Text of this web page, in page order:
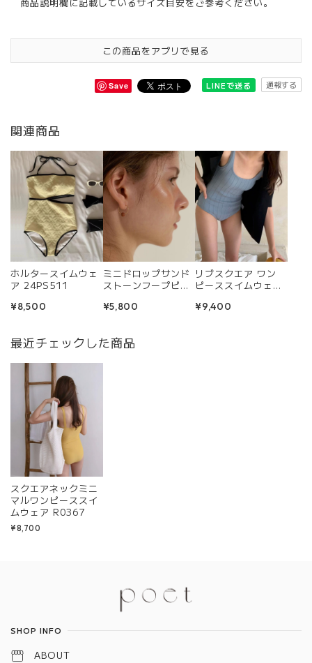
この商品をアプリで見る
Save LINEで送る 通報する
関連商品
ホルタースイムウェ
ア 24PS511
¥8,500
ミニドロップサンド
ストーンフープピア
¥5,800
リブスクエア ワン
ピーススイムウェア
¥9,400
最近チェックした商品
スクエアネックミニ
マルワンピーススイ
ムウェア R0367
¥8,700
SHOP INFO
ABOUT